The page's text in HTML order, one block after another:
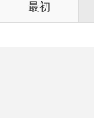
最初